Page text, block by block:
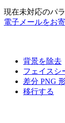
現在未対応のパ
電子メールをお
背景を除去
フェイスシ
差分 PNG
移行する